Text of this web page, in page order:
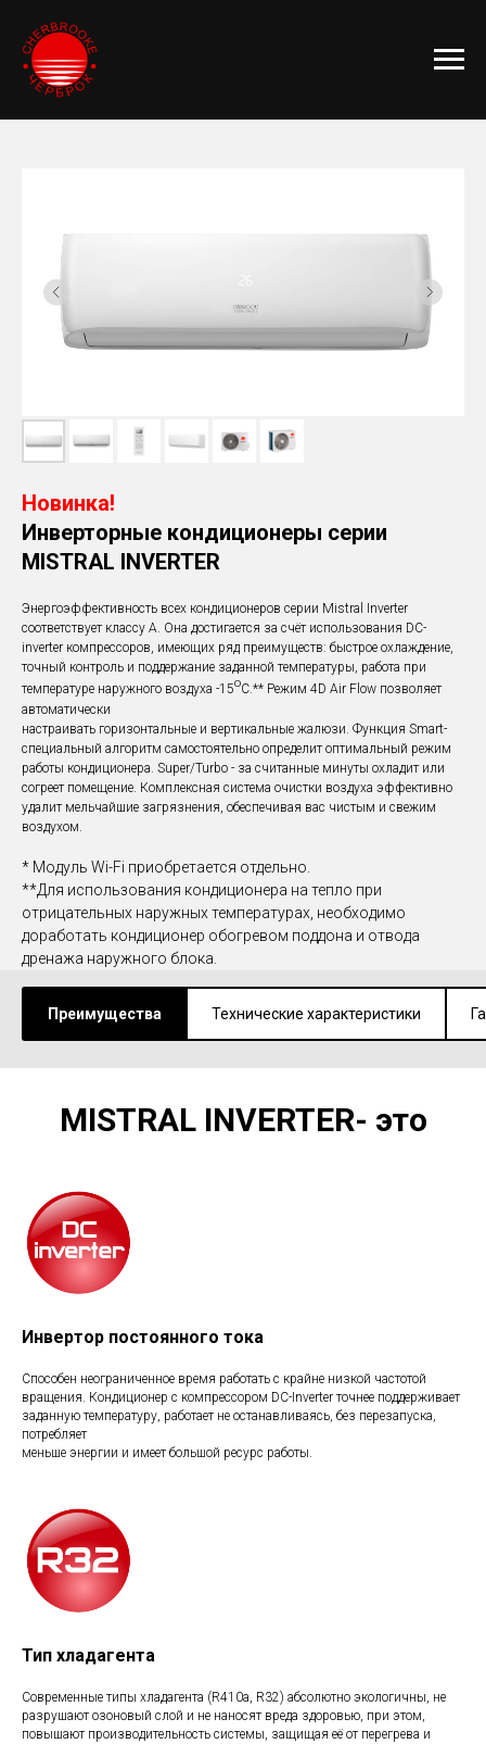
Новинка!
Инверторные кондиционеры серии
MISTRAL INVERTER
Энергоэффективность всех кондиционеров серии Mistral Inverter
соответствует классу А. Она достигается за счёт использования DC-
inverter компрессоров, имеющих ряд преимуществ: быстрое охлаждение,
точный контроль и поддержание заданной температуры, работа при
температуре наружного воздуха -15оС.** Режим 4D Air Flow позволяет
автоматически
настраивать горизонтальные и вертикальные жалюзи. Функция Smart-
специальный алгоритм самостоятельно определит оптимальный режим
работы кондиционера. Super/Turbo - за считанные минуты охладит или
согреет помещение. Комплексная система очистки воздуха эффективно
удалит мельчайшие загрязнения, обеспечивая вас чистым и свежим
воздухом.
* Модуль Wi-Fi приобретается отдельно.
**Для использования кондиционера на тепло при
отрицательных наружных температурах, необходимо
доработать кондиционер обогревом поддона и отвода
дренажа наружного блока.
Преимущества Технические характеристики
MISTRAL INVERTER- это
Инвертор постоянного тока
Способен неограниченное время работать с крайне низкой частотой
вращения. Кондиционер с компрессором DC-Inverter точнее поддерживает
заданную температуру, работает не останавливаясь, без перезапуска,
потребляет
меньше энергии и имеет большой ресурс работы.
Тип хладагента
Современные типы хладагента (R410a, R32) абсолютно экологичны, не
разрушают озоновый слой и не наносят вреда здоровью, при этом,
повышают производительность системы, защищая её от перегрева и